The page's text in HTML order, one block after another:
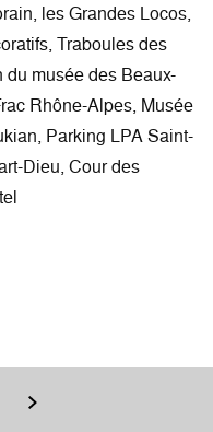
les Grandes Locos,
Traboules des
musée des Beaux-
Rhône-Alpes, Musée
Parking LPA Saint-
Dieu, Cour des